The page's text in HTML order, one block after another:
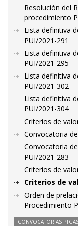
Resolución del
procedimiento
Lista definitiva
PUI/2021-291
Lista definitiva
PUI/2021-295
Lista definitiva
PUI/2021-302
Lista definitiva
PUI/2021-304
Criterios de
Convocatoria
Convocatoria
PUI/2021-283
Criterios de
Criterios de
Orden de
Procedimiento
CONVOCATORIAS